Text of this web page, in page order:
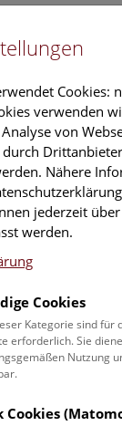
Kalender
Cookies:
verwenden
von
durch
Nähere
jederzeit
werden.
Cookies
Kategorie sind für
erforderlich. Sie
Nutzung